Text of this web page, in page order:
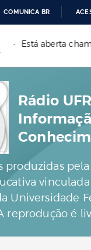
PARA
COMUNICA BR
Está aberta
Rádio
produzidas pela
Universidade
reprodução é